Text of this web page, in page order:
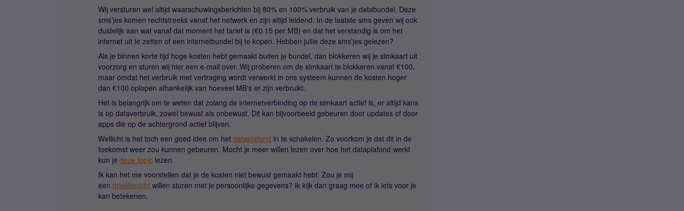
Wij versturen wel altijd waarschuwingsberichten bij 80% en 100% verbruik van je databundel. Deze
sms’jes komen rechtstreeks vanaf het netwerk en zijn altijd leidend. In de laatste sms geven wij ook
duidelijk aan wat vanaf dat moment het tarief is (€0.15 per MB) en dat het verstandig is om het
internet uit te zetten of een internetbundel bij te kopen. Hebben jullie deze sms'jes gelezen?
Als je binnen korte tijd hoge kosten hebt gemaakt buiten je bundel, dan blokkeren wij je simkaart uit
voorzorg en sturen wij hier een e-mail over. Wij proberen om de simkaart te blokkeren vanaf €100,
maar omdat het verbruik met vertraging wordt verwerkt in ons systeem kunnen de kosten hoger
dan €100 oplopen afhankelijk van hoeveel MB's er zijn verbruikt.
Het is belangrijk om te weten dat zolang de internetverbinding op de simkaart actief is, er altijd kans
is op dataverbruik, zowel bewust als onbewust. Dit kan bijvoorbeeld gebeuren door updates of door
apps die op de achtergrond actief blijven.
Wellicht is het toch een goed idee om het dataplafond in te schakelen. Zo voorkom je dat dit in de
toekomst weer zou kunnen gebeuren. Mocht je meer willen lezen over hoe het dataplafond werkt
kun je deze topic lezen.
Ik kan het me voorstellen dat je de kosten niet bewust gemaakt hebt. Zou je mij
een privébericht willen sturen met je persoonlijke gegevens? Ik kijk dan graag mee of ik iets voor je
kan betekenen.